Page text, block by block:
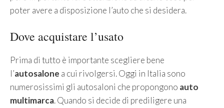
poter avere a disposizione l’auto che si desidera.
Dove acquistare l’usato
Prima di tutto è importante scegliere bene
l’autosalone a cui rivolgersi. Oggi in Italia sono
numerosissimi gli autosaloni che propongono auto
multimarca. Quando si decide di prediligere una